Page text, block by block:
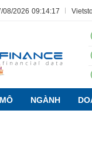
08/2026 09:14:17
NGÀNH
Ngành Mã